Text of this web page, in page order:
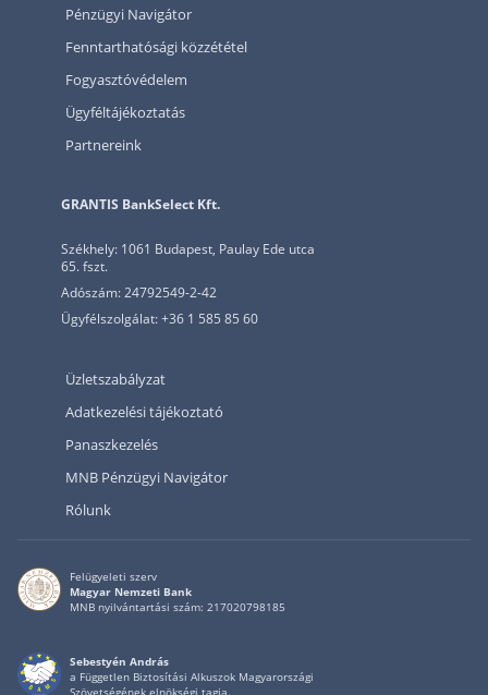
Pénzügyi Navigátor
Fenntarthatósági közzététel
Fogyasztóvédelem
Ügyféltájékoztatás
Partnereink
GRANTIS BankSelect Kft.
Székhely: 1061 Budapest, Paulay Ede utca
65. fszt.
Adószám: 24792549-2-42
Ügyfélszolgálat: +36 1 585 85 60
Üzletszabályzat
Adatkezelési tájékoztató
Panaszkezelés
MNB Pénzügyi Navigátor
Rólunk
Felügyeleti szerv
Magyar Nemzeti Bank
MNB nyilvántartási szám: 217020798185
Sebestyén András
a Független Biztosítási Alkuszok Magyarországi